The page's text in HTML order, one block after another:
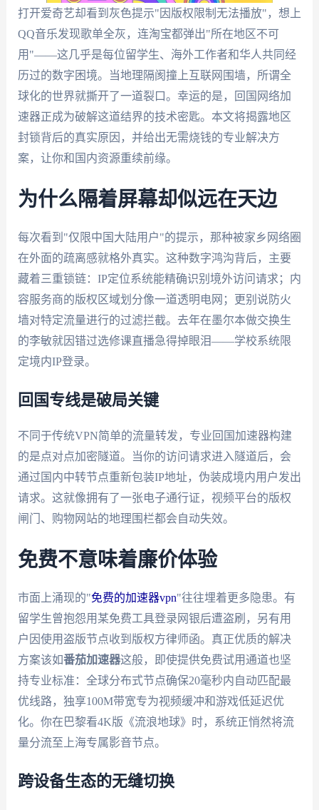
打开爱奇艺却看到灰色提示"因版权限制无法播放"，想上
QQ音乐发现歌单全灰，连淘宝都弹出"所在地区不可
用"——这几乎是每位留学生、海外工作者和华人共同经
历过的数字困境。当地理隔阂撞上互联网围墙，所谓全
球化的世界就撕开了一道裂口。幸运的是，回国网络加
速器正成为破解这道结界的技术密匙。本文将揭露地区
封锁背后的真实原因，并给出无需烧钱的专业解决方
案，让你和国内资源重续前缘。
为什么隔着屏幕却似远在天边
每次看到"仅限中国大陆用户"的提示，那种被家乡网络圈
在外面的疏离感就格外真实。这种数字鸿沟背后，主要
藏着三重锁链：IP定位系统能精确识别境外访问请求；内
容服务商的版权区域划分像一道透明电网；更别说防火
墙对特定流量进行的过滤拦截。去年在墨尔本做交换生
的李敏就因错过选修课直播急得掉眼泪——学校系统限
定境内IP登录。
回国专线是破局关键
不同于传统VPN简单的流量转发，专业回国加速器构建
的是点对点加密隧道。当你的访问请求进入隧道后，会
通过国内中转节点重新包装IP地址，伪装成境内用户发出
请求。这就像拥有了一张电子通行证，视频平台的版权
闸门、购物网站的地理围栏都会自动失效。
免费不意味着廉价体验
市面上涌现的"免费的加速器vpn"往往埋着更多隐患。有
留学生曾抱怨用某免费工具登录网银后遭盗刷，另有用
户因使用盗版节点收到版权方律师函。真正优质的解决
方案该如番茄加速器这般，即使提供免费试用通道也坚
持专业标准：全球分布式节点确保20毫秒内自动匹配最
优线路，独享100M带宽专为视频缓冲和游戏低延迟优
化。你在巴黎看4K版《流浪地球》时，系统正悄然将流
量分流至上海专属影音节点。
跨设备生态的无缝切换